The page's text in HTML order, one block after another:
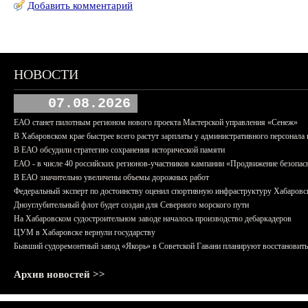
Добавить комментарий
НОВОСТИ
07.08.2026
ЕАО станет пилотным регионом нового проекта Мастерской управления «Сенеж»
В Хабаровском крае быстрее всего растут зарплаты у административного персонала
В ЕАО обсудили стратегию сохранения исторической памяти
ЕАО - в числе 40 российских регионов-участников кампании «Продвижение
В ЕАО значительно увеличены объемы дорожных работ
Федеральный эксперт по достоинству оценил спортивную инфраструктуру
Дноуглубительный флот будет создан для Северного морского пути
На Хабаровском судостроительном заводе началось производство дебаркадеров
ЦУМ в Хабаровске вернули государству
Бывший судоремонтный завод «Якорь» в Советской Гавани планируют восстановить
Архив новостей >>